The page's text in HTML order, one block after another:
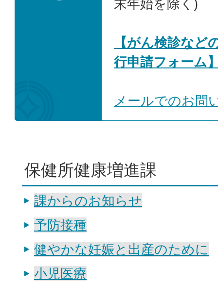
末年始を除く)
【がん検診など
行申請フォーム
メールでのお問
保健所健康増進課
課からのお知らせ
予防接種
健やかな妊娠と出産のために
小児医療